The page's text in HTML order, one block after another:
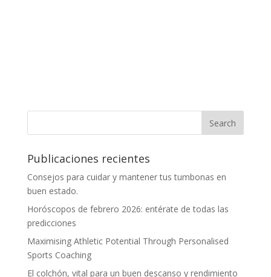
Publicaciones recientes
Consejos para cuidar y mantener tus tumbonas en
buen estado.
Horóscopos de febrero 2026: entérate de todas las
predicciones
Maximising Athletic Potential Through Personalised
Sports Coaching
El colchón, vital para un buen descanso y rendimiento